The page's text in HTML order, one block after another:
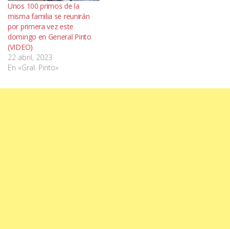
Unos 100 primos de la
misma familia se reunirán
por primera vez este
domingo en General Pinto
(VIDEO)
22 abril, 2023
En «Gral. Pinto»